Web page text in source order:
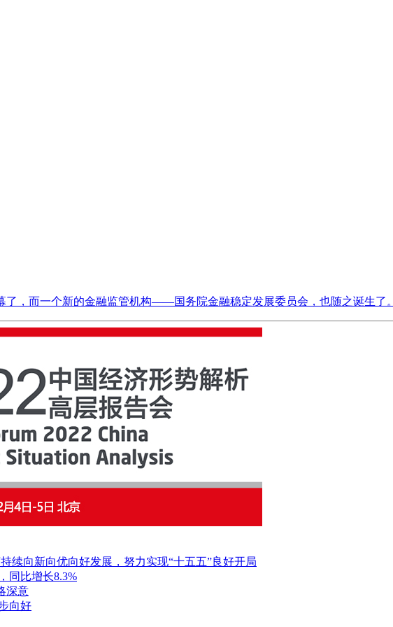
了，而一个新的金融监管机构——国务院金融稳定发展委员会，也随之诞生了。
续向新向优向好发展，努力实现“十五五”良好开局
同比增长8.3%
深意
向好